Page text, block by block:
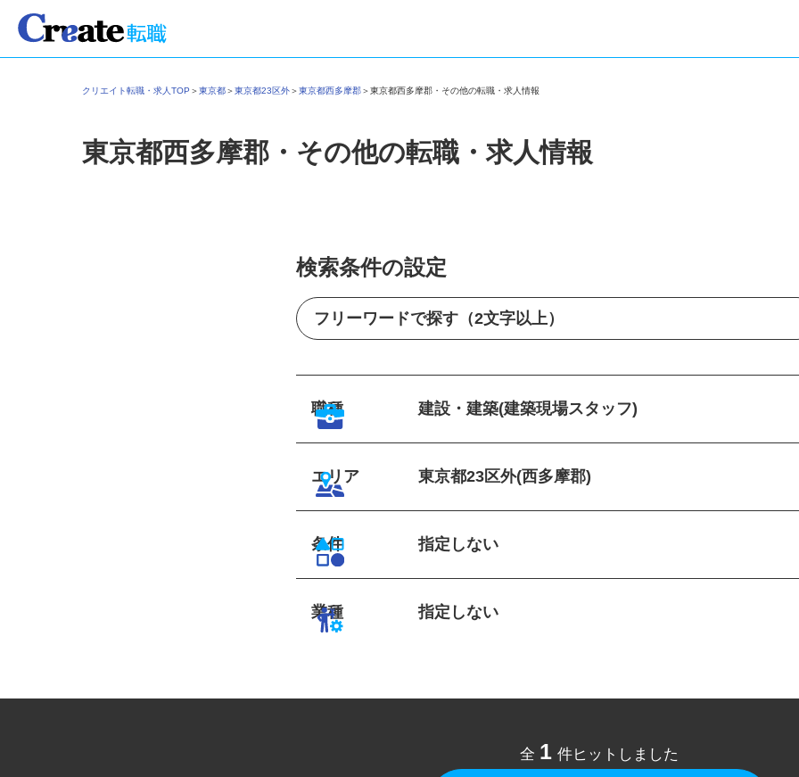
クリエイト転職・求人TOP＞東京都＞東京都23区外＞東京都西多摩郡＞東京都西多摩郡・その他の転職・求人情報
東京都西多摩郡・その他の転職・求人情報
検索条件の設定
職種 建設・建築(建築現場スタッフ)
エリア 東京都23区外(西多摩郡)
条件 指定しない
業種 指定しない
全1件ヒットしました